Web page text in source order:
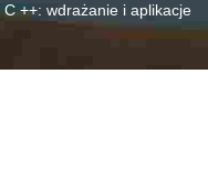
++: wdrażanie i aplikacje